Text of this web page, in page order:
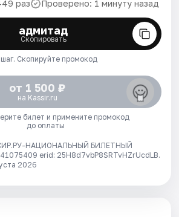
раз Проверено: 1 минуту назад
адмитад
Скопировать
Скопируйте промокод
от 1 500 ₽
на Kassir.ru
билет и примените промокод
до оплаты
НАЦИОНАЛЬНЫЙ БИЛЕТНЫЙ
erid: 25H8d7vbP8SRTvHZrUcdLB.
2026